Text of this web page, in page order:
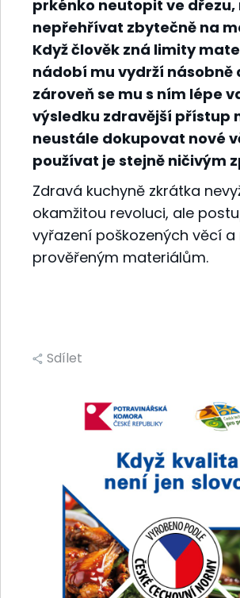
prkénko neutopit ve dřezu,
nepřehřívat zbytečně na
Když člověk zná limity
nádobí mu vydrží násobně
zároveň se mu s ním lépe
výsledku zdravější přístup
neustále dokupovat nové
používat je stejně ničivým
Zdravá kuchyně zkrátka
okamžitou revoluci, ale
vyřazení poškozených věcí
prověřeným materiálům.
Sdílet